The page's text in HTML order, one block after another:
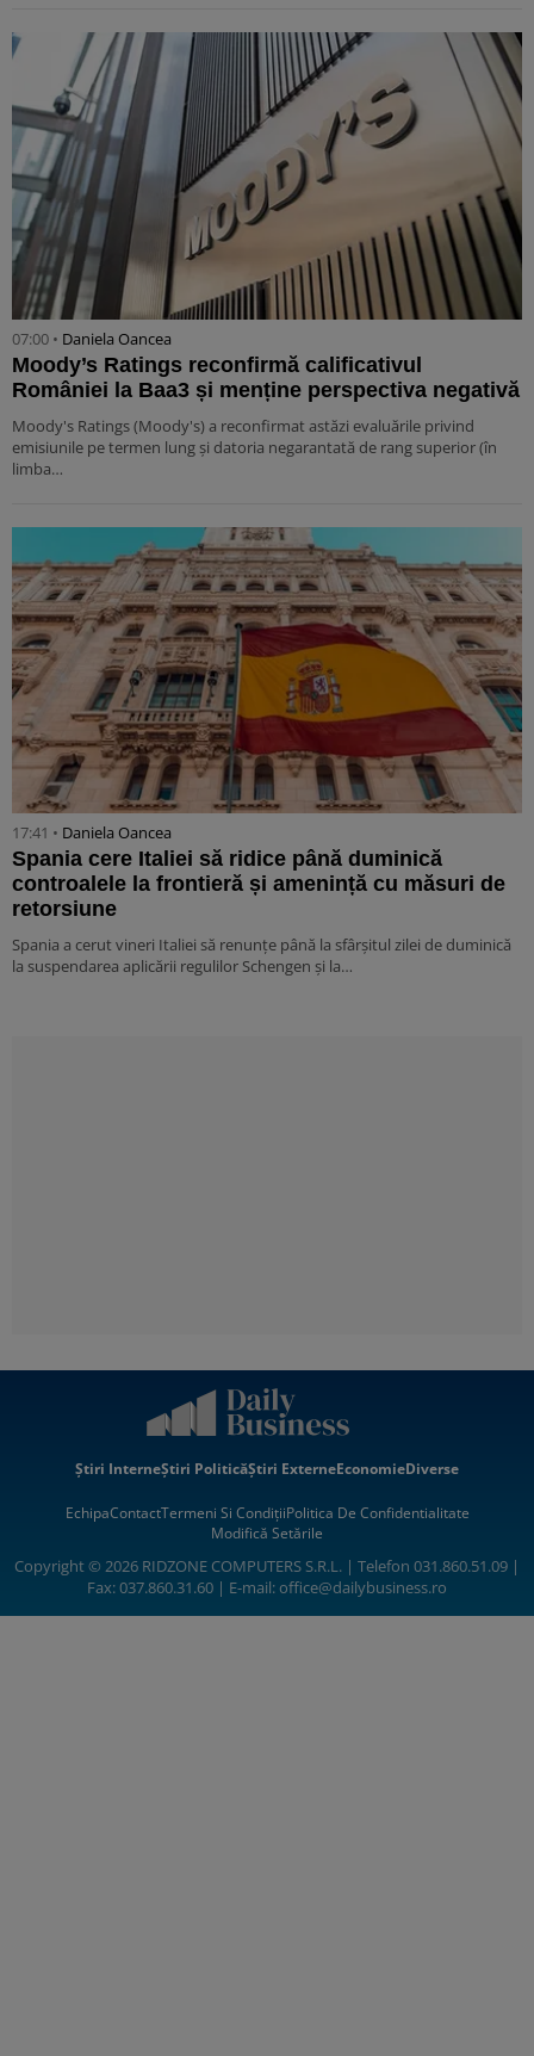
07:00 • Daniela Oancea
Moody’s Ratings reconfirmă calificativul
României la Baa3 și menține perspectiva negativă
Moody's Ratings (Moody's) a reconfirmat astăzi evaluările privind
emisiunile pe termen lung și datoria negarantată de rang superior (în
limba…
17:41 • Daniela Oancea
Spania cere Italiei să ridice până duminică
controalele la frontieră și amenință cu măsuri de
retorsiune
Spania a cerut vineri Italiei să renunțe până la sfârșitul zilei de duminică
la suspendarea aplicării regulilor Schengen și la…
Știri InterneȘtiri PoliticăȘtiri ExterneEconomieDiverse
EchipaContactTermeni Si CondițiiPolitica De Confidentialitate
Modifică Setările
Copyright © 2026 RIDZONE COMPUTERS S.R.L. | Telefon 031.860.51.09 |
Fax: 037.860.31.60 | E-mail:office@dailybusiness.ro